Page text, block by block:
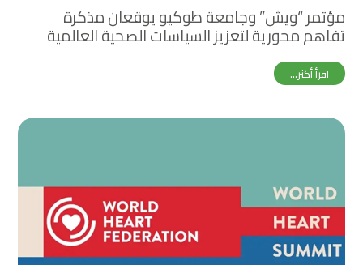
مؤتمر “ويش” وجامعة طوكيو يوقعان مذكرة
تفاهم محورية لتعزيز السياسات الصحية العالمية
خلال معرض أوساكا إكسبو
اقرأ أكثر...